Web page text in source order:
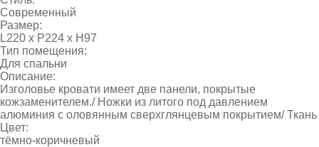
Современный
Размер:
L220 х P224 х Н97
Тип помещения:
Для спальни
Описание:
Изголовье кровати имеет две панели, покрытые
кожзаменителем./ Ножки из литого под давлением
алюминия с оловянным сверхглянцевым покрытием/ Ткань
Цвет:
тёмно-коричневый